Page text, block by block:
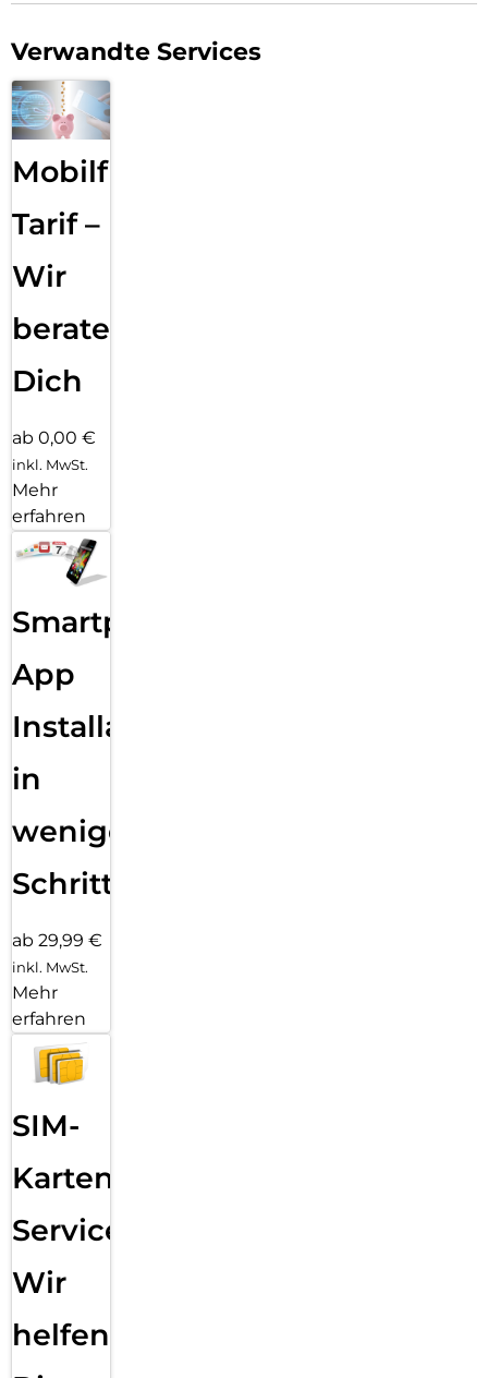
Verwandte Services
Mobilfunk
Tarif –
Wir
beraten
Dich
ab 0,00 €
inkl. MwSt.
Mehr
erfahren
Smartphone
App
Installation
in
wenigen
Schritten
ab 29,99 €
inkl. MwSt.
Mehr
erfahren
SIM-
Karten
Service:
Wir
helfen